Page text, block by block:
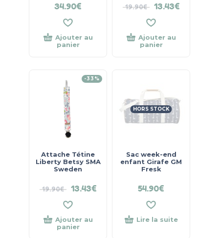
34.90€
Ajouter au
panier
19.90€ 13.43€
Ajouter au
panier
-33%
Attache Tétine
Liberty Betsy SMA
Sweden
19.90€ 13.43€
Ajouter au
panier
HORS STOCK
Sac week-end
enfant Girafe GM
Fresk
54.90€
Lire la suite